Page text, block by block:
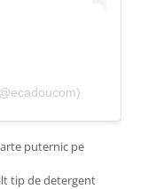
puternic pe
tip de detergent